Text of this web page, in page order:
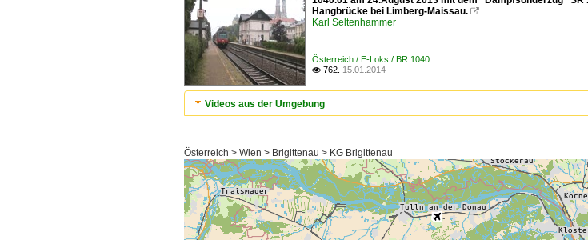
Hangbrücke bei Limberg-Maissau. 
Karl Seltenhammer
Österreich / E-Loks / BR 1040
 762. 15.01.2014
Videos aus der Umgebung
Österreich > Wien > Brigittenau > KG Brigittenau